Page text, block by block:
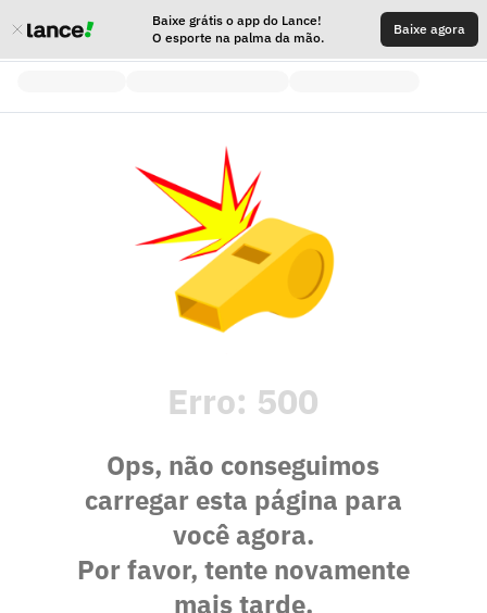
Baixe grátis o app do Lance!
O esporte na palma da mão.
Baixe agora
Erro: 500
Ops, não conseguimos
carregar esta página para
você agora.
Por favor, tente novamente
mais tarde.